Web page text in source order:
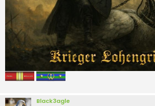
Black3agle